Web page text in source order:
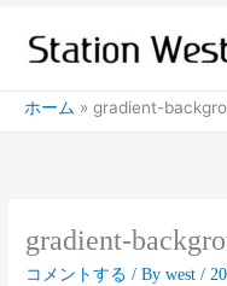
ス
ホーム gradient-
gradient-
コメントする / Bywest/